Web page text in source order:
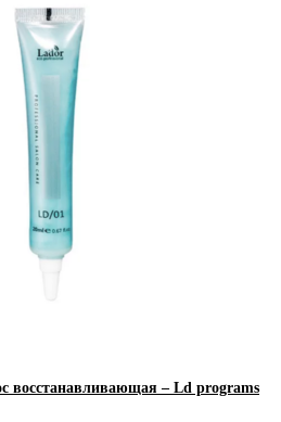
восстанавливающая – Ld programs